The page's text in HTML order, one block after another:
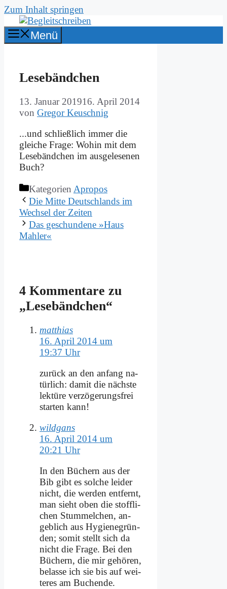
Zum Inhalt springen
Menü
Le­se­bänd­chen
13. Januar 201916. April 2014
von Gregor Keuschnig
...und schließ­lich im­mer die
glei­che Fra­ge: Wo­hin mit dem
Le­se­bänd­chen im aus­ge­le­se­nen
Buch?
Kategorien Apropos
Die Mit­te Deutsch­lands im
Wech­sel der Zei­ten
Das ge­schun­de­ne »Haus
Mahler«
4 Kommentare zu
„Le­se­bänd­chen“
matthias
16. April 2014 um
19:37 Uhr
zu­rück an den an­fang na­
tür­lich: da­mit die näch­ste
lek­tü­re ver­zö­ge­rungs­frei
star­ten kann!
wildgans
16. April 2014 um
20:21 Uhr
In den Bü­chern aus der
Bib gibt es sol­che lei­der
nicht, die wer­den ent­fernt,
man sieht oben die stoff­li­
chen Stum­mel­chen, an­
geb­lich aus Hy­gie­ne­grün­
den; so­mit stellt sich da
nicht die Fra­ge. Bei den
Bü­chern, die mir ge­hö­ren,
be­las­se ich sie bis auf wei­
te­res am Bu­chen­de.